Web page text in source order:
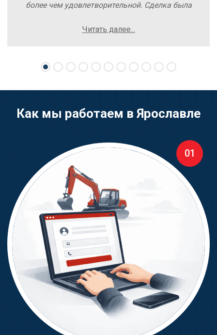
более чем удовлетворительной. Сделка была
осложнений. Рекомендую компанию Excavator
свою спецтехнику.
Читать далее...
Как мы работаем в Ярославле
01